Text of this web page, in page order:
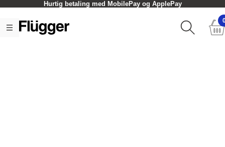
Hurtig betaling med MobilePay og ApplePay